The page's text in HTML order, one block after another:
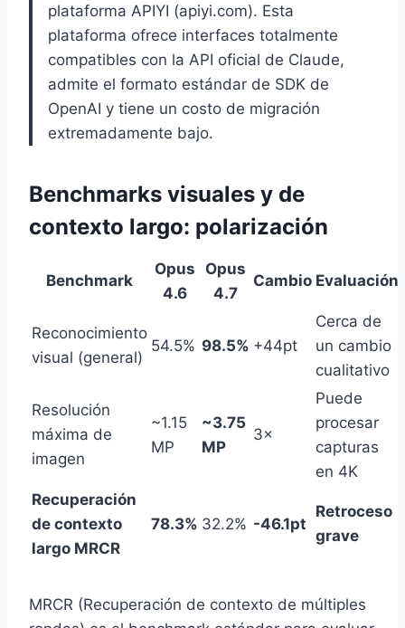
plataforma APIYI (apiyi.com). Esta
plataforma ofrece interfaces totalmente
compatibles con la API oficial de Claude,
admite el formato estándar de SDK de
OpenAI y tiene un costo de migración
extremadamente bajo.
Benchmarks visuales y de
contexto largo: polarización
Benchmark
Opus
4.6
Opus
4.7
Cambio Evaluación
Reconocimiento
visual (general)
54.5% 98.5% +44pt
Cerca de
un cambio
cualitativo
Resolución
máxima de
imagen
~1.15
MP
~3.75
MP
3×
Puede
procesar
capturas
en 4K
Recuperación
de contexto
largo MRCR
78.3% 32.2% -46.1pt
Retroceso
grave
MRCR (Recuperación de contexto de múltiples